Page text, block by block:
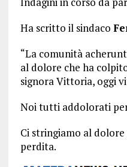
Ha scritto il sindaco
“La comunità
al dolore che ha
signora Vittoria, oggi
Noi tutti addolorati
Ci stringiamo al
perdita.